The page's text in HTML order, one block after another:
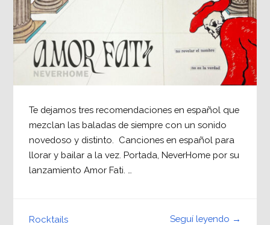
Te dejamos tres recomendaciones en español que
mezclan las baladas de siempre con un sonido
novedoso y distinto. Canciones en español para
llorar y bailar a la vez. Portada, NeverHome por su
lanzamiento Amor Fati. …
Seguí leyendo →
Rocktails